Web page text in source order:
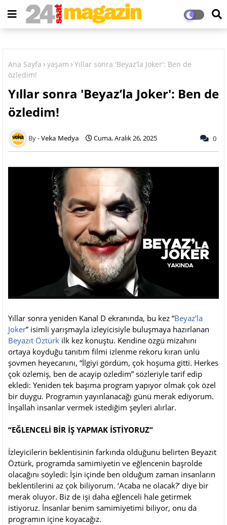
Ana Sayfa yaşam
Yıllar sonra 'Beyaz’la Joker': Ben de
özledim!
Yıllar sonra 'Beyaz’la Joker': Ben de
özledim!
Veka Medya Cuma, Aralık 26, 2025 0
Yıllar sonra yeniden Kanal D ekranında, bu kez “Beyaz’la
Joker” isimli yarışmayla izleyicisiyle buluşmaya hazırlanan
Beyazıt Öztürk ilk kez konuştu. Kendine özgü mizahını
ortaya koyduğu tanıtım filmi izlenme rekoru kıran ünlü
şovmen heyecanını, “İlgiyi gördüm, çok hoşuma gitti. Herkes
çok özlemiş, ben de acayip özledim” sözleriyle tarif edip
ekledi: Yeniden tek başıma program yapıyor olmak çok özel
bir duygu. Programın yayınlanacağı günü merak ediyorum.
İnşallah insanlar vermek istediğim şeyleri alırlar.
“EĞLENCELİ BİR İŞ YAPMAK İSTİYORUZ”
İzleyicilerin beklentisinin farkında olduğunu belirten Beyazıt
Öztürk, programda samimiyetin ve eğlencenin başrolde
olacağını söyledi: İşin içinde ben olduğum zaman insanların
beklentilerini az çok biliyorum. ‘Acaba ne olacak?’ diye bir
merak oluyor. Biz de işi daha eğlenceli hale getirmek
istiyoruz. İnsanlar benim samimiyetimi biliyor, onu da
programın içine koyacağız.